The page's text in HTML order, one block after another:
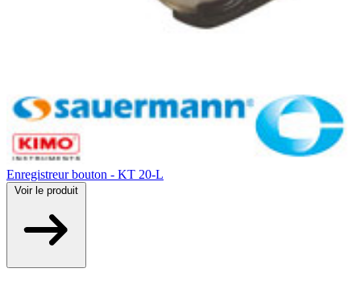
Enregistreur bouton - KT 20-L
Voir le produit